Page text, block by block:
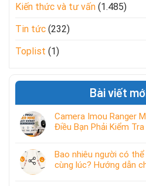
Kiến thức và tư vấn (1.485)
Tin tức (232)
Toplist (1)
Bài viết
Camera Imou Ranger
Điều Bạn Phải Kiểm
Bao nhiêu người có
cùng lúc? Hướng dẫn